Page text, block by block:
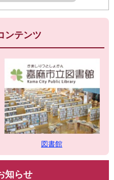
ンテンツ
図書館
知らせ